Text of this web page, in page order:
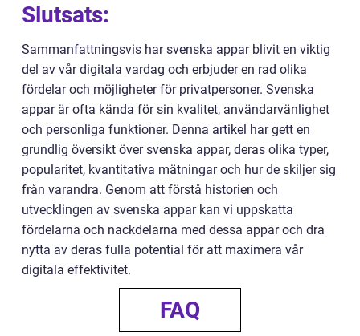
Slutsats:
Sammanfattningsvis har svenska appar blivit en viktig
del av vår digitala vardag och erbjuder en rad olika
fördelar och möjligheter för privatpersoner. Svenska
appar är ofta kända för sin kvalitet, användarvänlighet
och personliga funktioner. Denna artikel har gett en
grundlig översikt över svenska appar, deras olika typer,
popularitet, kvantitativa mätningar och hur de skiljer sig
från varandra. Genom att förstå historien och
utvecklingen av svenska appar kan vi uppskatta
fördelarna och nackdelarna med dessa appar och dra
nytta av deras fulla potential för att maximera vår
digitala effektivitet.
FAQ